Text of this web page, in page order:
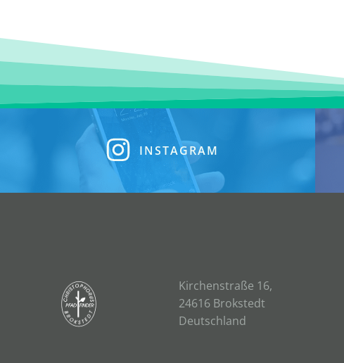
INSTAGRAM
Kirchenstraße 16,
24616 Brokstedt
Deutschland